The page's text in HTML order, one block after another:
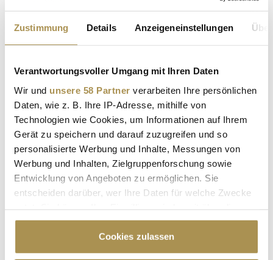
Zustimmung Details Anzeigeneinstellungen
Verantwortungsvoller Umgang mit Ihren Daten
Wir und unsere 58 Partner verarbeiten Ihre persönlichen
Daten, wie z. B. Ihre IP-Adresse, mithilfe von
Technologien wie Cookies, um Informationen auf Ihrem
Gerät zu speichern und darauf zuzugreifen und so
personalisierte Werbung und Inhalte, Messungen von
Werbung und Inhalten, Zielgruppenforschung sowie
Entwicklung von Angeboten zu ermöglichen. Sie
entscheiden darüber, wer Ihre Daten für welche Zwecke
Cookie-Erklärung oder durch Klicken auf das Privacy
Trigger Symbol ändern oder widerrufen
Cookies zulassen